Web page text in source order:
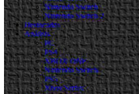
Nintendo Switch
Nintendo Switch 2
Destacadas
Análisis
PC
PS4
XBOX ONE
Nintendo Switch
PS5
Xbox Series